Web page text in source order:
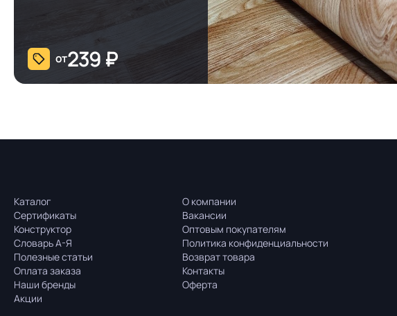
от239 ₽
Каталог
Сертификаты
Конструктор
Словарь А-Я
Полезные статьи
Оплата заказа
Наши бренды
Акции
О компании
Вакансии
Оптовым покупателям
Политика конфиденциальности
Возврат товара
Контакты
Оферта